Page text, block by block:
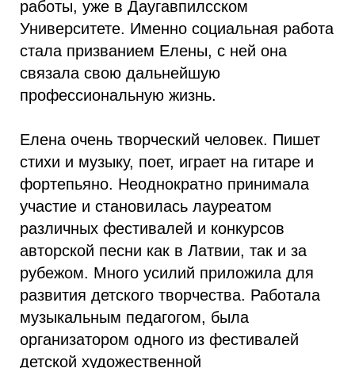
работы, уже в Даугавпилсском
Университете. Именно социальная работа
стала призванием Елены, с ней она
связала свою дальнейшую
профессиональную жизнь.
Елена очень творческий человек. Пишет
стихи и музыку, поет, играет на гитаре и
фортепьяно. Неоднократно принимала
участие и становилась лауреатом
различных фестивалей и конкурсов
авторской песни как в Латвии, так и за
рубежом. Много усилий приложила для
развития детского творчества. Работала
музыкальным педагогом, была
организатором одного из фестивалей
детской художественной